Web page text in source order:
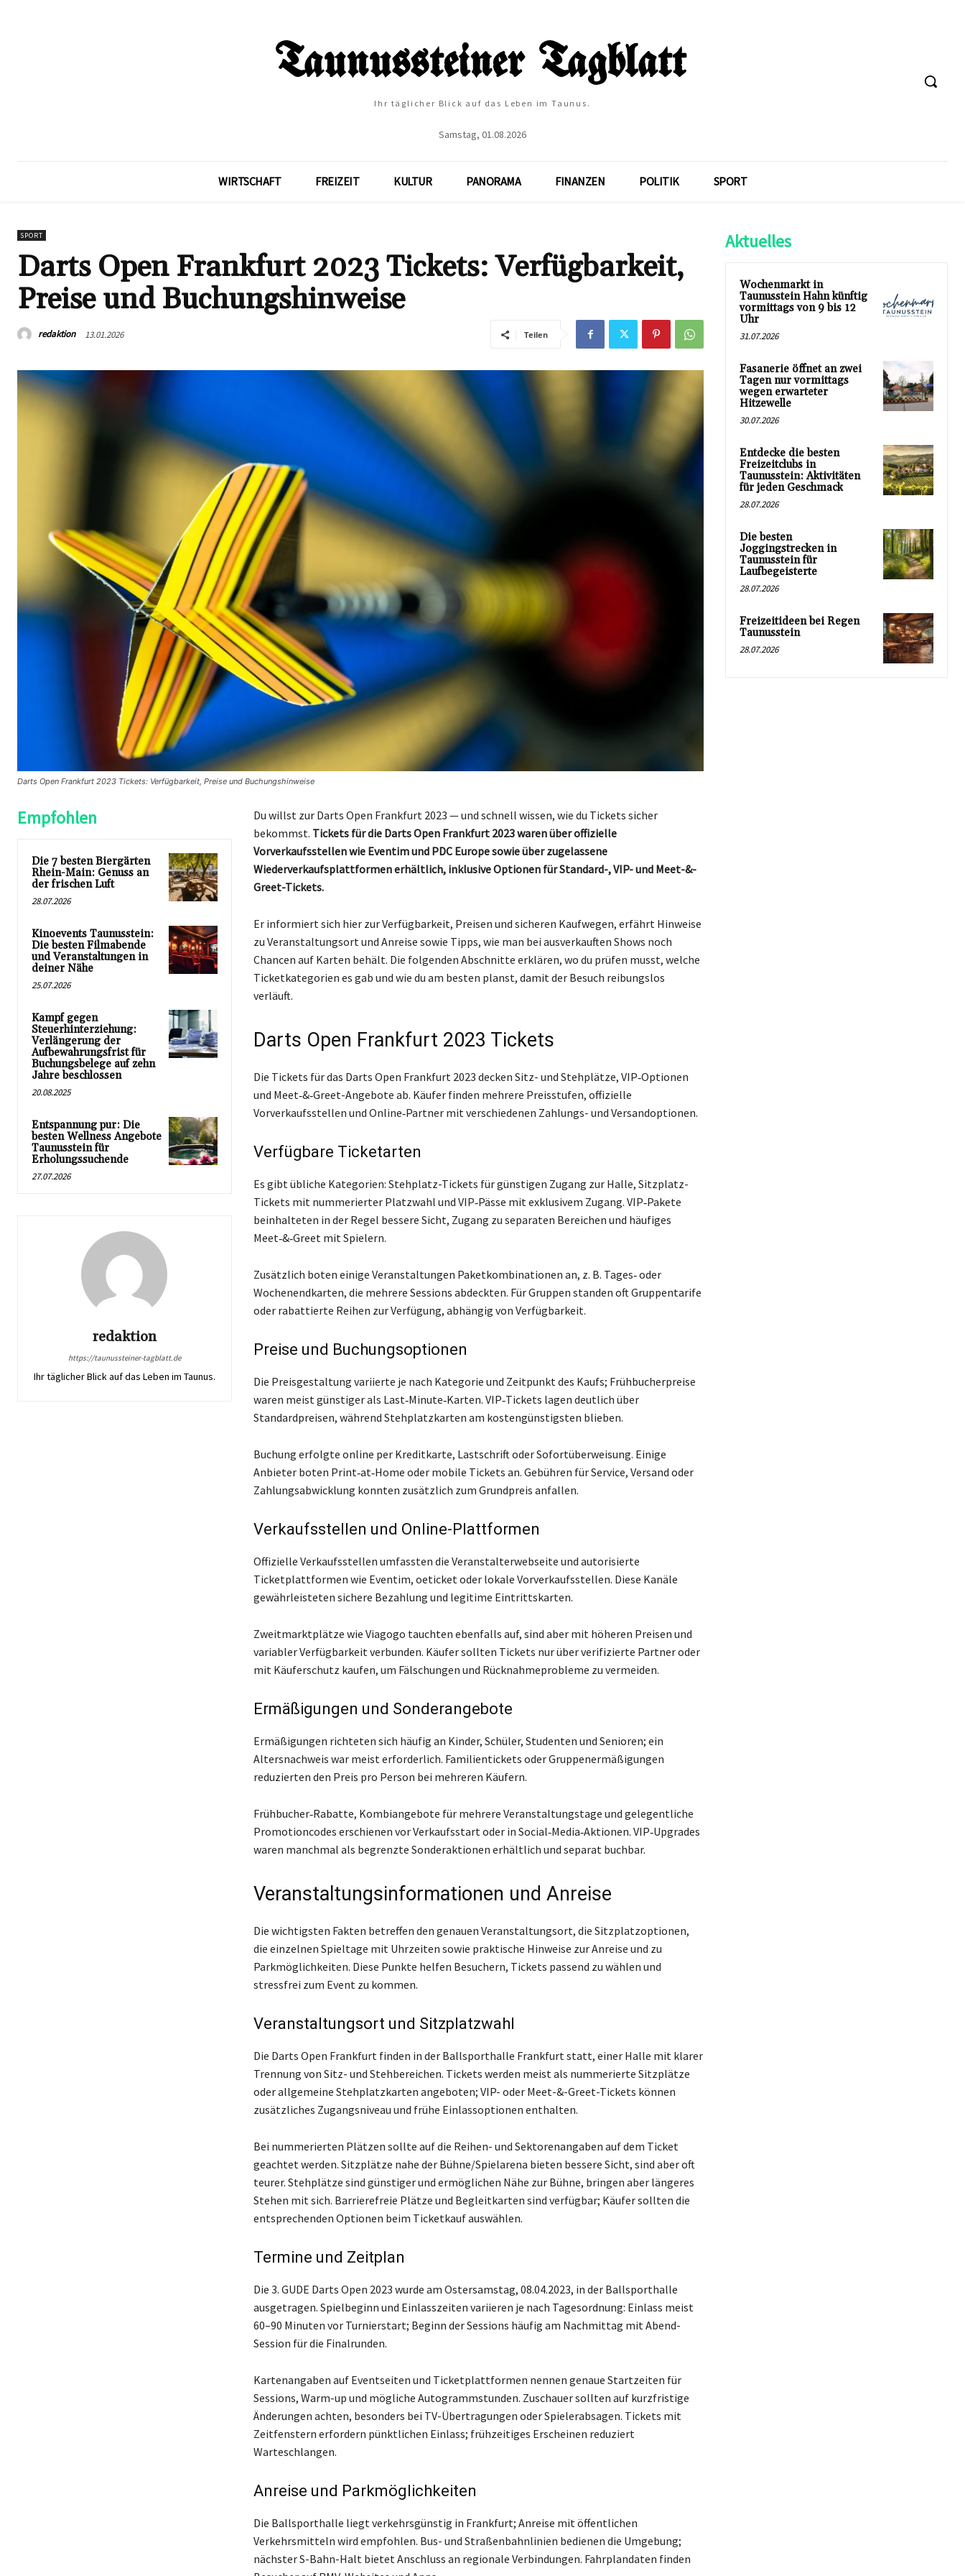
Ihr täglicher Blick auf das Leben im Taunus.
Samstag, 01.08.2026
WIRTSCHAFT FREIZEIT KULTUR PANORAMA FINANZEN POLITIK SPORT
SPORT
Darts Open Frankfurt 2023 Tickets: Verfügbarkeit,
Preise und Buchungshinweise
redaktion 13.01.2026 Teilen
Darts Open Frankfurt 2023 Tickets: Verfügbarkeit, Preise und Buchungshinweise
Empfohlen
Die 7 besten Biergärten
Rhein-Main: Genuss an
der frischen Luft
28.07.2026
Kinoevents Taunusstein:
Die besten Filmabende
und Veranstaltungen in
deiner Nähe
25.07.2026
Kampf gegen
Steuerhinterziehung:
Verlängerung der
Aufbewahrungsfrist für
Buchungsbelege auf zehn
Jahre beschlossen
20.08.2025
Entspannung pur: Die
besten Wellness Angebote
Taunusstein für
Erholungssuchende
27.07.2026
redaktion
https://taunussteiner-tagblatt.de
Ihr täglicher Blick auf das Leben im Taunus.
Du willst zur Darts Open Frankfurt 2023 — und schnell wissen, wie du Tickets sicher
bekommst. Tickets für die Darts Open Frankfurt 2023 waren über offizielle
Vorverkaufsstellen wie Eventim und PDC Europe sowie über zugelassene
Wiederverkaufsplattformen erhältlich, inklusive Optionen für Standard-, VIP- und Meet-&-
Greet-Tickets.
Er informiert sich hier zur Verfügbarkeit, Preisen und sicheren Kaufwegen, erfährt Hinweise
zu Veranstaltungsort und Anreise sowie Tipps, wie man bei ausverkauften Shows noch
Chancen auf Karten behält. Die folgenden Abschnitte erklären, wo du prüfen musst, welche
Ticketkategorien es gab und wie du am besten planst, damit der Besuch reibungslos
verläuft.
Darts Open Frankfurt 2023 Tickets
Die Tickets für das Darts Open Frankfurt 2023 decken Sitz- und Stehplätze, VIP‑Optionen
und Meet‑&‑Greet-Angebote ab. Käufer finden mehrere Preisstufen, offizielle
Vorverkaufsstellen und Online‑Partner mit verschiedenen Zahlungs- und Versandoptionen.
Verfügbare Ticketarten
Es gibt übliche Kategorien: Stehplatz-Tickets für günstigen Zugang zur Halle, Sitzplatz-
Tickets mit nummerierter Platzwahl und VIP‑Pässe mit exklusivem Zugang. VIP‑Pakete
beinhalteten in der Regel bessere Sicht, Zugang zu separaten Bereichen und häufiges
Meet‑&‑Greet mit Spielern.
Zusätzlich boten einige Veranstaltungen Paketkombinationen an, z. B. Tages‑ oder
Wochenendkarten, die mehrere Sessions abdeckten. Für Gruppen standen oft Gruppentarife
oder rabattierte Reihen zur Verfügung, abhängig von Verfügbarkeit.
Preise und Buchungsoptionen
Die Preisgestaltung variierte je nach Kategorie und Zeitpunkt des Kaufs; Frühbucherpreise
waren meist günstiger als Last‑Minute‑Karten. VIP‑Tickets lagen deutlich über
Standardpreisen, während Stehplatzkarten am kostengünstigsten blieben.
Buchung erfolgte online per Kreditkarte, Lastschrift oder Sofortüberweisung. Einige
Anbieter boten Print‑at‑Home oder mobile Tickets an. Gebühren für Service, Versand oder
Zahlungsabwicklung konnten zusätzlich zum Grundpreis anfallen.
Verkaufsstellen und Online-Plattformen
Offizielle Verkaufsstellen umfassten die Veranstalterwebseite und autorisierte
Ticketplattformen wie Eventim, oeticket oder lokale Vorverkaufsstellen. Diese Kanäle
gewährleisteten sichere Bezahlung und legitime Eintrittskarten.
Zweitmarktplätze wie Viagogo tauchten ebenfalls auf, sind aber mit höheren Preisen und
variabler Verfügbarkeit verbunden. Käufer sollten Tickets nur über verifizierte Partner oder
mit Käuferschutz kaufen, um Fälschungen und Rücknahmeprobleme zu vermeiden.
Ermäßigungen und Sonderangebote
Ermäßigungen richteten sich häufig an Kinder, Schüler, Studenten und Senioren; ein
Altersnachweis war meist erforderlich. Familientickets oder Gruppenermäßigungen
reduzierten den Preis pro Person bei mehreren Käufern.
Frühbucher‑Rabatte, Kombiangebote für mehrere Veranstaltungstage und gelegentliche
Promotioncodes erschienen vor Verkaufsstart oder in Social‑Media‑Aktionen. VIP‑Upgrades
waren manchmal als begrenzte Sonderaktionen erhältlich und separat buchbar.
Veranstaltungsinformationen und Anreise
Die wichtigsten Fakten betreffen den genauen Veranstaltungsort, die Sitzplatzoptionen,
die einzelnen Spieltage mit Uhrzeiten sowie praktische Hinweise zur Anreise und zu
Parkmöglichkeiten. Diese Punkte helfen Besuchern, Tickets passend zu wählen und
stressfrei zum Event zu kommen.
Veranstaltungsort und Sitzplatzwahl
Die Darts Open Frankfurt finden in der Ballsporthalle Frankfurt statt, einer Halle mit klarer
Trennung von Sitz- und Stehbereichen. Tickets werden meist als nummerierte Sitzplätze
oder allgemeine Stehplatzkarten angeboten; VIP- oder Meet-&-Greet-Tickets können
zusätzliches Zugangsniveau und frühe Einlassoptionen enthalten.
Bei nummerierten Plätzen sollte auf die Reihen- und Sektorenangaben auf dem Ticket
geachtet werden. Sitzplätze nahe der Bühne/Spielarena bieten bessere Sicht, sind aber oft
teurer. Stehplätze sind günstiger und ermöglichen Nähe zur Bühne, bringen aber längeres
Stehen mit sich. Barrierefreie Plätze und Begleitkarten sind verfügbar; Käufer sollten die
entsprechenden Optionen beim Ticketkauf auswählen.
Termine und Zeitplan
Die 3. GUDE Darts Open 2023 wurde am Ostersamstag, 08.04.2023, in der Ballsporthalle
ausgetragen. Spielbeginn und Einlasszeiten variieren je nach Tagesordnung: Einlass meist
60–90 Minuten vor Turnierstart; Beginn der Sessions häufig am Nachmittag mit Abend-
Session für die Finalrunden.
Kartenangaben auf Eventseiten und Ticketplattformen nennen genaue Startzeiten für
Sessions, Warm-up und mögliche Autogrammstunden. Zuschauer sollten auf kurzfristige
Änderungen achten, besonders bei TV-Übertragungen oder Spielerabsagen. Tickets mit
Zeitfenstern erfordern pünktlichen Einlass; frühzeitiges Erscheinen reduziert
Warteschlangen.
Anreise und Parkmöglichkeiten
Die Ballsporthalle liegt verkehrsgünstig in Frankfurt; Anreise mit öffentlichen
Verkehrsmitteln wird empfohlen. Bus- und Straßenbahnlinien bedienen die Umgebung;
nächster S-Bahn-Halt bietet Anschluss an regionale Verbindungen. Fahrplandaten finden
Aktuelles
Wochenmarkt in
Taunusstein Hahn künftig
vormittags von 9 bis 12
Uhr
31.07.2026
Fasanerie öffnet an zwei
Tagen nur vormittags
wegen erwarteter
Hitzewelle
30.07.2026
Entdecke die besten
Freizeitclubs in
Taunusstein: Aktivitäten
für jeden Geschmack
28.07.2026
Die besten
Joggingstrecken in
Taunusstein für
Laufbegeisterte
28.07.2026
Freizeitideen bei Regen
Taunusstein
28.07.2026